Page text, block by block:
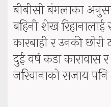
बीबीसी बंगलाका
बहिनी शेख रिहानालाई
कारबाही र उनकी
दुई वर्ष कडा
जरिवानाको सजाय